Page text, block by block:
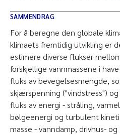
SAMMENDRAG
For å beregne den globale
klimaets fremtidig utvikling er
estimere diverse flukser
forskjellige vannmassene i
fluks av bevegelsesmengde,
skjærspenning ("vindstress")
fluks av energi - stråling,
bølgeenergi og turbulent
masse - vanndamp, drivhus-